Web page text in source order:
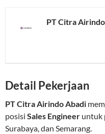
PT Citra
Detail Pekerjaan
PT Citra Airindo Abadi
posisi Sales Engineer untuk
Surabaya, dan Semarang.